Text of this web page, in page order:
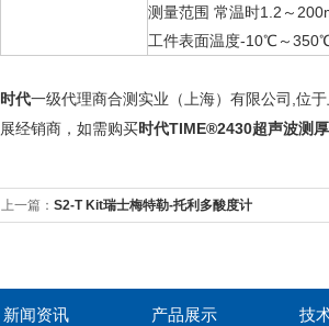
测量范围 常温时1.2～
工件表面温度-10℃～350℃
时代一级代理商合测实业（上海）有限公司 位
展经销商，如需购买时代TIME®2430超声波测
上一篇： S2-T Kit瑞士梅特勒-托利多酸度计
新闻资讯 产品展示 技